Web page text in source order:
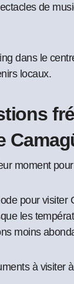
de
dans le
locaux.
moment
pour visiter
les
moins
à visiter